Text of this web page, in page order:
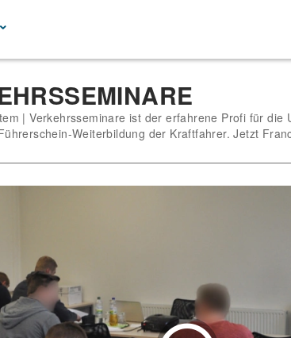
| Verkehrsseminare ist der erfahrene Profi für die
Weiterbildung der Kraftfahrer. Jetzt